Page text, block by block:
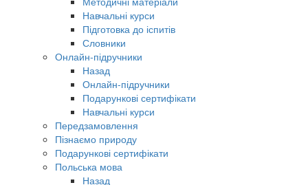
Навчальні курси
Підготовка до іспитів
Словники
Онлайн-підручники
Назад
Онлайн-підручники
Подарункові сертифікати
Навчальні курси
Передзамовлення
Пізнаємо природу
Подарункові сертифікати
Польська мова
Назад